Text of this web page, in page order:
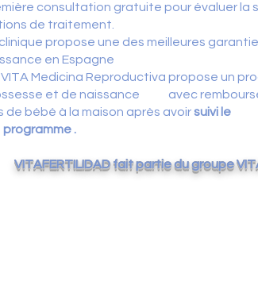
consultation gratuite pour évaluer la
de traitement.
propose une des meilleures
en Espagne
Medicina Reproductiva propose un
et de naissance avec
de bébé à la maison après avoirsuivi le
.
VITAFERTILIDAD fait partie du groupe